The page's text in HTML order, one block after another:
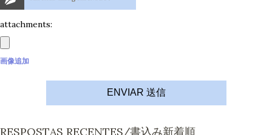
attachments:
画像追加
ENVIAR 送信
RESPOSTAS RECENTES/書込み新着順